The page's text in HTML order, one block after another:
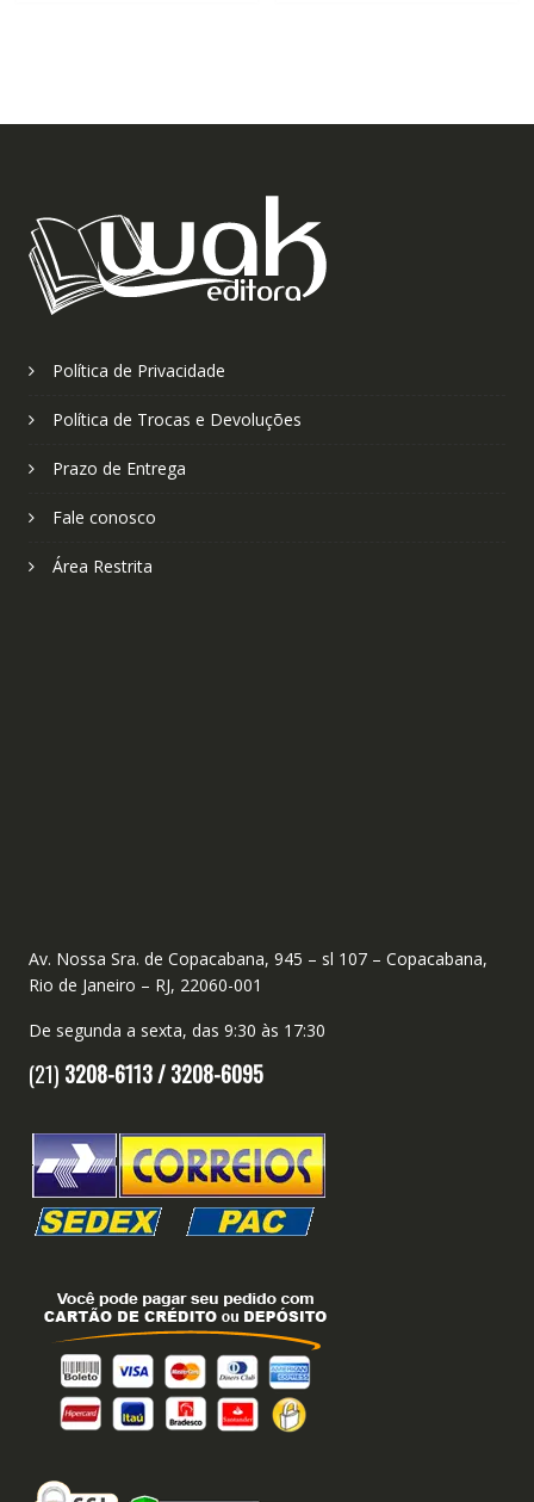
Política de Privacidade
Política de Trocas e Devoluções
Prazo de Entrega
Fale conosco
Área Restrita
Av. Nossa Sra. de Copacabana, 945 – sl 107 – Copacabana,
Rio de Janeiro – RJ, 22060-001
De segunda a sexta, das 9:30 às 17:30
(21) 3208-6113 /3208-6095